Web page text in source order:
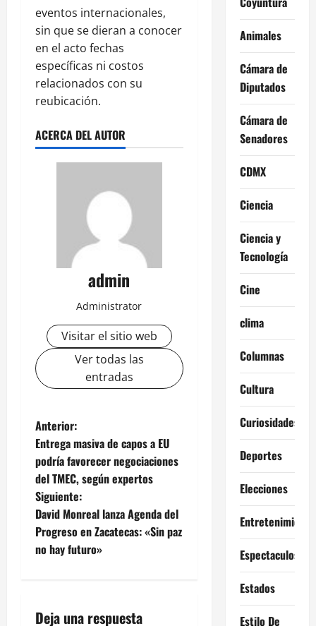
eventos internacionales,
sin que se dieran a conocer
en el acto fechas
específicas ni costos
relacionados con su
reubicación.
ACERCA DEL AUTOR
admin
Administrator
Visitar el sitio web
Ver todas las
entradas
N
a
v
e
g
c
Anterior:
Entrega masiva de capos a EU
podría favorecer negociaciones
del TMEC, según expertos
Siguiente:
David Monreal lanza Agenda del
Progreso en Zacatecas: «Sin paz
no hay futuro»
Deja una respuesta
Animales
Cámara de
Diputados
Cámara de
Senadores
CDMX
Ciencia
Ciencia y
Tecnología
Cine
clima
Columnas
Cultura
Curiosidades
Deportes
Elecciones
Entretenimiento
Espectaculos
Estados
Estilo De